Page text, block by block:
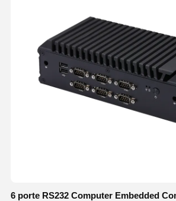
6 porte RS232 Computer Embedded